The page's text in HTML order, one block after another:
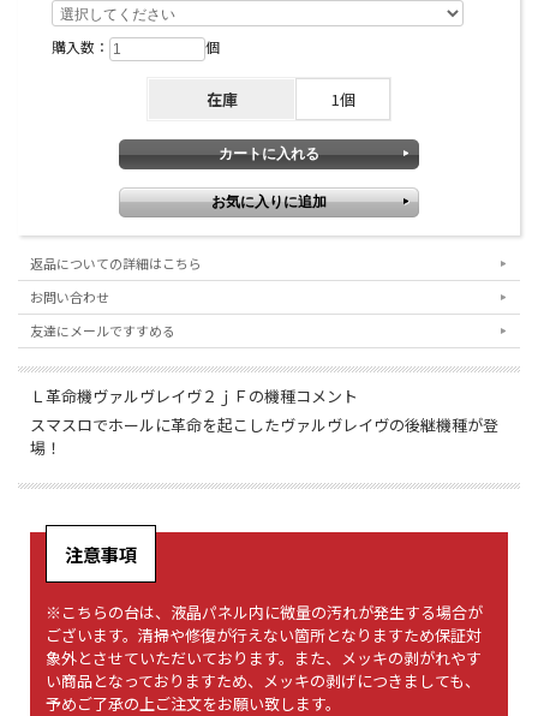
※本機は音声出力の仕様からイヤホンコンバーターを
取り付けると音量最大時においても実機のスピーカー
からの音声出力が大変小さくなります。 イヤホン端子
からの出力は大きな音が出力されますので、スピーカ
ーからの音量が足りない場合はイヤホン端子に外部ス
ピーカーを接続されるなどしてご対応をお願いいたし
オプションに関するご注意
※スマスロユニットとは：コイン不要機のように実機
にクレジットを入れるための装置です。
購入数： 個
在庫 1個
返品についての詳細はこちら
お問い合わせ
友達にメールですすめる
Ｌ革命機ヴァルヴレイヴ２ｊＦの機種コメント
スマスロでホールに革命を起こしたヴァルヴレイヴの後継機種が登
場！
注意事項
※こちらの台は、液晶パネル内に微量の汚れが発生する場合が
ございます。清掃や修復が行えない箇所となりますため保証対
象外とさせていただいております。また、メッキの剥がれやす
い商品となっておりますため、メッキの剥げにつきましても、
予めご了承の上ご注文をお願い致します。